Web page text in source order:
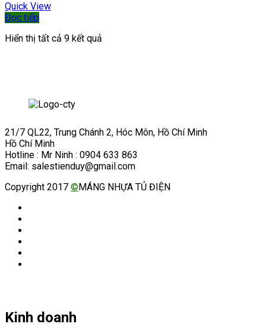
Quick View
Đọc tiếp
Hiển thị tất cả 9 kết quả
21/7 QL22, Trung Chánh 2, Hóc Môn, Hồ Chí Minh
Hồ Chí Minh
Hotline : Mr Ninh : 0904 633 863
Email: salestienduy@gmail.com
Copyright 2017 ©MÁNG NHỰA TỦ ĐIỆN
Kinh doanh